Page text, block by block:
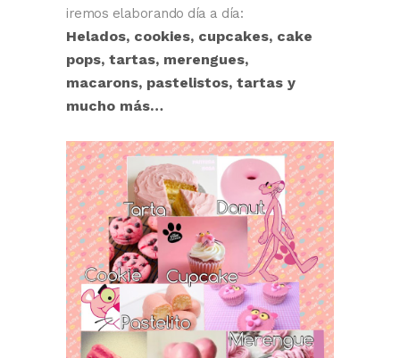
iremos elaborando día a día:
Helados, cookies, cupcakes, cake
pops, tartas, merengues,
macarons, pastelistos, tartas y
mucho más…